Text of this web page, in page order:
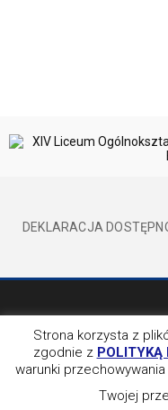
DEKLARACJA
Strona korzysta z
zgodnie z POLITYKĄ
warunki
Twojej